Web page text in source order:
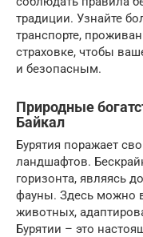
традиции. Узнайте
транспорте,
страховке, чтобы
и безопасным.
Природные
Байкал
Бурятия поражает
ландшафтов.
горизонта, являясь
фауны. Здесь можно
животных,
Бурятии – это